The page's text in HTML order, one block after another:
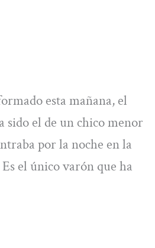
esta mañana, el
sido el de un chico menor
por la noche en la
el único varón que ha